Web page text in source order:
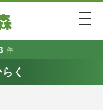
件
く